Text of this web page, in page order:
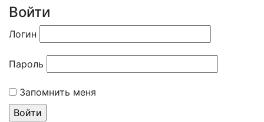
Войти
Логин
Пароль
Запомнить меня